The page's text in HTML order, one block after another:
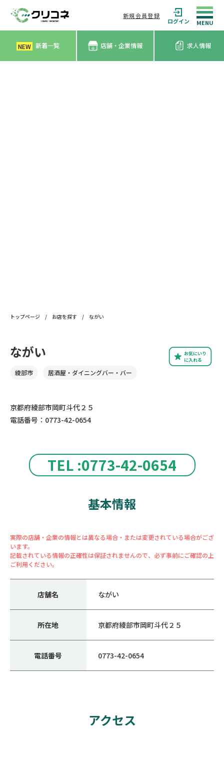
新規会員登録
ログイン
NEW 新着一覧 店舗・企業情報 求人情報
トップページ / お店を探す / ながい
TEL :0773-42-0654
お気にいり
に入れる
ながい
綾部市 居酒屋・ダイニングバー・バー
京都府綾部市岡町斗代２５
電話番号：0773-42-0654
基本情報
実際の店舗・企業の情報とは異なる場合・または変更されている場合がござ
います。
記載されている情報の正確性は保証されませんので、必ず事前にご確認の上
ご利用ください。
店舗名 ながい
所在地 京都府綾部市岡町斗代２５
電話番号 0773-42-0654
アクセス